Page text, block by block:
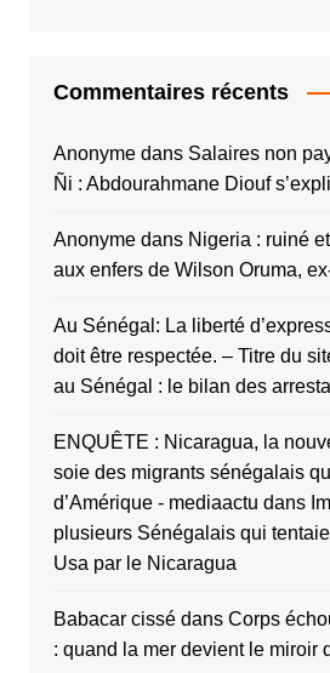
Commentaires récents
Anonymedans Salaires non
Ñi : Abdourahmane Diouf
Anonymedans Nigeria : ruiné
aux enfers de Wilson Oruma,
Au Sénégal: La liberté
doit être respectée. – Titre du
au Sénégal : le bilan des
ENQUÊTE : Nicaragua, la
soie des migrants sénégalais
d’Amérique - mediaactu dans
plusieurs Sénégalais qui
Usa par le Nicaragua
Babacar cissédans Corps
: quand la mer devient le miroir